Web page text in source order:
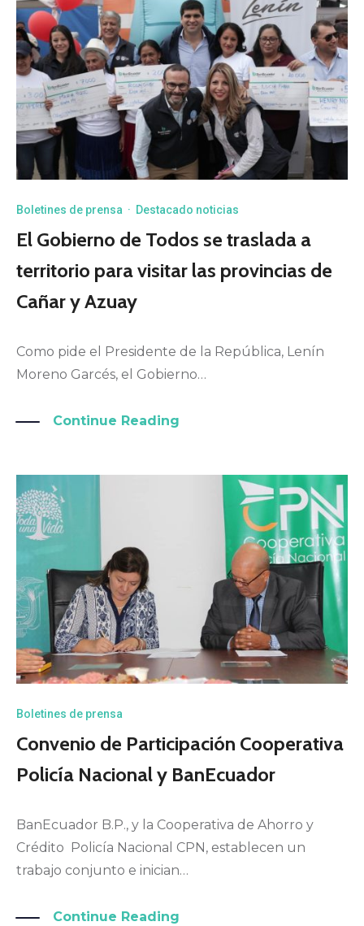
Boletines de prensa · Destacado noticias
El Gobierno de Todos se traslada a
territorio para visitar las provincias de
Cañar y Azuay
Como pide el Presidente de la República, Lenín
Moreno Garcés, el Gobierno…
Continue Reading
Boletines de prensa
Convenio de Participación Cooperativa
Policía Nacional y BanEcuador
BanEcuador B.P., y la Cooperativa de Ahorro y
Crédito Policía Nacional CPN, establecen un
trabajo conjunto e inician…
Continue Reading